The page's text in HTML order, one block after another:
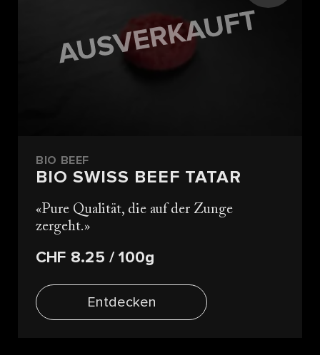
BIO BEEF
BIO SWISS BEEF TATAR
Pure Qualität, die auf der Zunge
zergeht.
CHF 8.25 / 100g
Entdecken